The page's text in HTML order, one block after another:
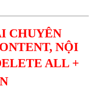
CHUYÊN
NỘI
ALL +